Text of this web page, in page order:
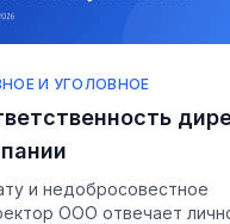
И УГОЛОВНОЕ
и недобросовестное
ООО отвечает